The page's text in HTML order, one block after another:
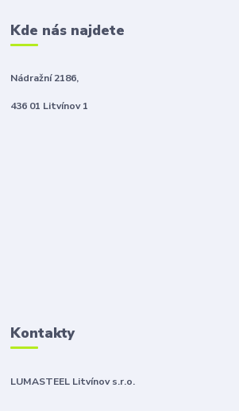
Kde nás najdete
Nádražní 2186,
436 01 Litvínov 1
Kontakty
LUMASTEEL Litvínov s.r.o.